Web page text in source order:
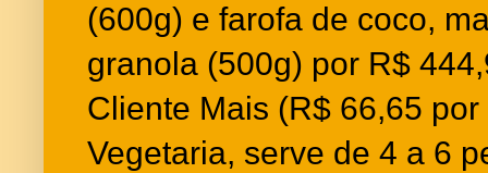
(600g) e farofa de coco,
granola (500g) por R$
Cliente Mais (R$ 66,65
Vegetaria, serve de 4 a 6